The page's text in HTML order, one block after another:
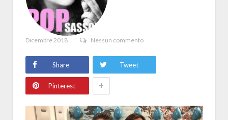
Dicembre 2018 Nessun commento
Share Tweet
Pinterest +